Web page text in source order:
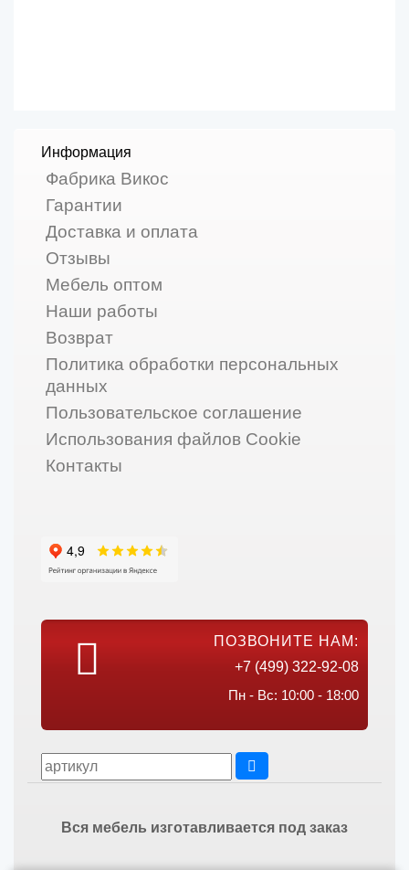
Информация
Фабрика Викос
Гарантии
Доставка и оплата
Отзывы
Мебель оптом
Наши работы
Возврат
Политика обработки персональных
данных
Пользовательское соглашение
Использования файлов Cookie
Контакты
ПОЗВОНИТЕ НАМ:
+7 (499) 322-92-08
Пн - Вс: 10:00 - 18:00
Вся мебель изготавливается под заказ